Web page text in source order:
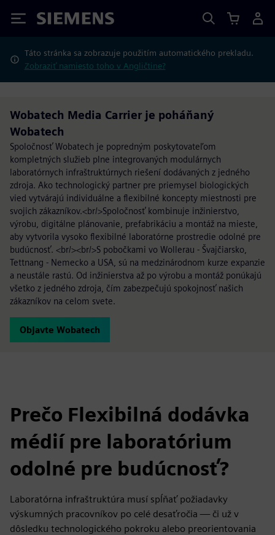
Siemens
Táto stránka sa zobrazuje použitím automatického prekladu.
Zobraziť namiesto toho v Angličtine?
Wobatech Media Carrier je poháňaný
Wobatech
Spoločnosť Wobatech je popredným poskytovateľom
kompletných služieb plne integrovaných modulárnych
laboratórnych infraštruktúrnych riešení dodávaných z jedného
zdroja. Ako technologický partner pre priemysel biologických
vied vytvárajú individuálne a flexibilné koncepty miestnosti pre
svojich zákazníkov.<br/>Spoločnosť kombinuje inžinierstvo,
výrobu, digitálne plánovanie, prefabrikáciu a montáž na mieste,
aby vytvorila vysoko flexibilné laboratórne prostredie odolné pre
budúcnosť. <br/><br/>S pobočkami vo Wollerau - Švajčiarsko,
Tettnang - Nemecko a USA, sú na medzinárodnom kurze expanzie
a neustále rastú. Od inžinierstva až po výrobu a montáž ponúkajú
všetko z jedného zdroja, čím zabezpečujú spokojnosť našich
zákazníkov na celom svete.
Objavte Wobatech
Prečo Flexibilná dodávka
médií pre laboratórium
odolné pre budúcnosť?
Laboratórna infraštruktúra musí spĺňať požiadavky
výskumných pracovníkov po celé desaťročia — či už v
dôsledku technologického pokroku alebo preorientovania